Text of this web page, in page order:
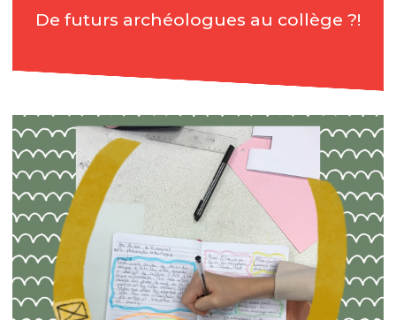
De futurs archéologues au collège ?!